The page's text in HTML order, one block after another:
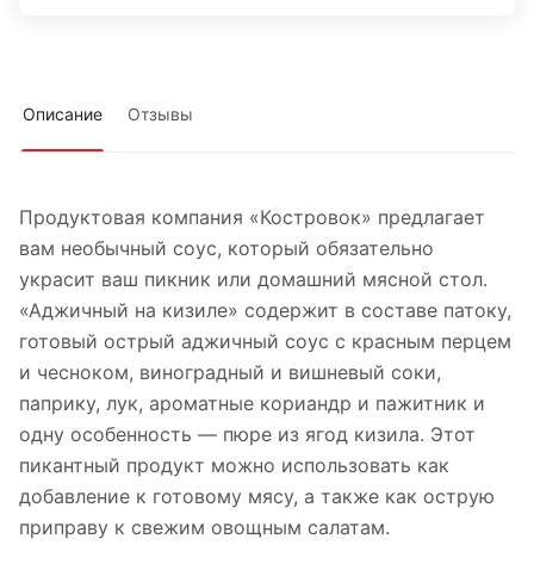
Описание Отзывы
Продуктовая компания «Костровок» предлагает
вам необычный соус, который обязательно
украсит ваш пикник или домашний мясной стол.
«Аджичный на кизиле» содержит в составе патоку,
готовый острый аджичный соус с красным перцем
и чесноком, виноградный и вишневый соки,
паприку, лук, ароматные кориандр и пажитник и
одну особенность — пюре из ягод кизила. Этот
пикантный продукт можно использовать как
добавление к готовому мясу, а также как острую
приправу к свежим овощным салатам.